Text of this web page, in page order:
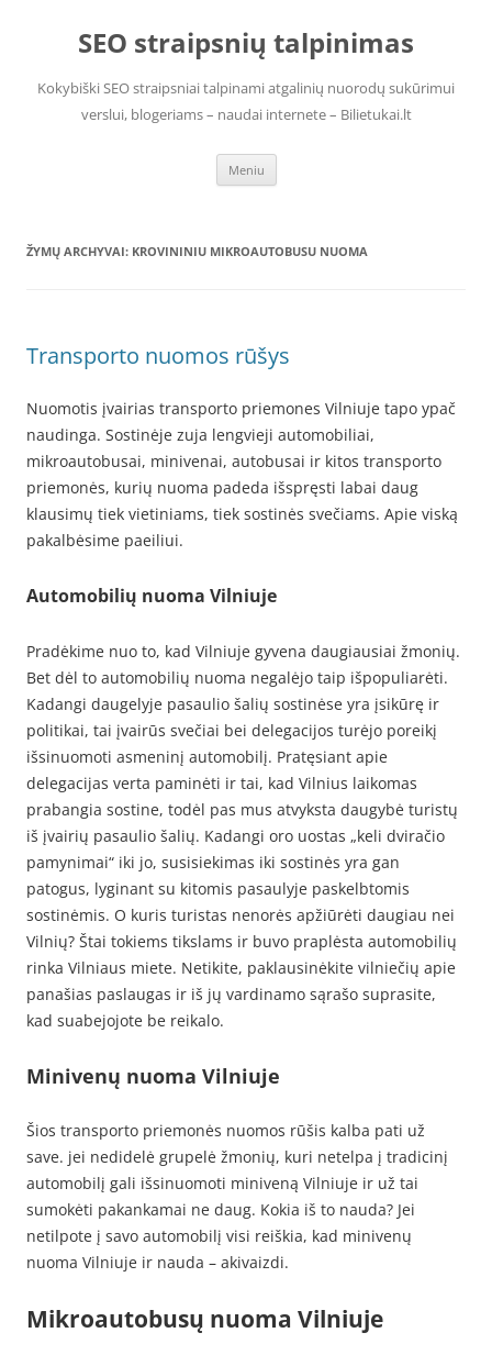
SEO straipsnių talpinimas
Kokybiški SEO straipsniai talpinami atgalinių nuorodų sukūrimui
verslui, blogeriams – naudai internete – Bilietukai.lt
Meniu
ŽYMŲ ARCHYVAI: KROVININIU MIKROAUTOBUSU NUOMA
Transporto nuomos rūšys
Nuomotis įvairias transporto priemones Vilniuje tapo ypač
naudinga. Sostinėje zuja lengvieji automobiliai,
mikroautobusai, minivenai, autobusai ir kitos transporto
priemonės, kurių nuoma padeda išspręsti labai daug
klausimų tiek vietiniams, tiek sostinės svečiams. Apie viską
pakalbėsime paeiliui.
Automobilių nuoma Vilniuje
Pradėkime nuo to, kad Vilniuje gyvena daugiausiai žmonių.
Bet dėl to automobilių nuoma negalėjo taip išpopuliarėti.
Kadangi daugelyje pasaulio šalių sostinėse yra įsikūrę ir
politikai, tai įvairūs svečiai bei delegacijos turėjo poreikį
išsinuomoti asmeninį automobilį. Pratęsiant apie
delegacijas verta paminėti ir tai, kad Vilnius laikomas
prabangia sostine, todėl pas mus atvyksta daugybė turistų
iš įvairių pasaulio šalių. Kadangi oro uostas „keli dviračio
pamynimai“ iki jo, susisiekimas iki sostinės yra gan
patogus, lyginant su kitomis pasaulyje paskelbtomis
sostinėmis. O kuris turistas nenorės apžiūrėti daugiau nei
Vilnių? Štai tokiems tikslams ir buvo praplėsta automobilių
rinka Vilniaus miete. Netikite, paklausinėkite vilniečių apie
panašias paslaugas ir iš jų vardinamo sąrašo suprasite,
kad suabejojote be reikalo.
Minivenų nuoma Vilniuje
Šios transporto priemonės nuomos rūšis kalba pati už
save. jei nedidelė grupelė žmonių, kuri netelpa į tradicinį
automobilį gali išsinuomoti miniveną Vilniuje ir už tai
sumokėti pakankamai ne daug. Kokia iš to nauda? Jei
netilpote į savo automobilį visi reiškia, kad minivenų
nuoma Vilniuje ir nauda – akivaizdi.
Mikroautobusų nuoma Vilniuje